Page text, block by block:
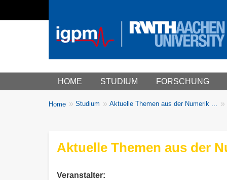
Main menu
HOME STUDIUM FORSCHUNG
Breadcrumbs
You
Home Studium Aktuelle Themen aus der Numerik ...
Aktuelle Themen aus der
Veranstalter: